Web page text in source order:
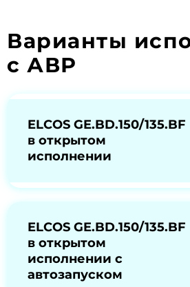
Варианты
с АВР
ELCOS GE.BD.150/135.BF
в открытом
исполнении
ELCOS GE.BD.150/135.BF
в открытом
исполнении с
автозапуском